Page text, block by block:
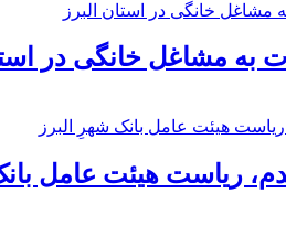
به مشاغل خانگی در
ریاست هیئت عامل